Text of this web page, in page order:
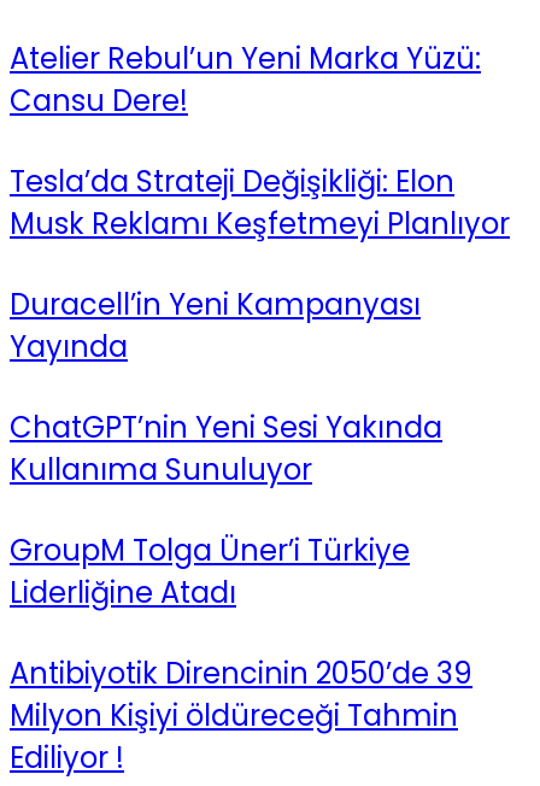
Atelier Rebul’un Yeni Marka Yüzü:
Cansu Dere!
Tesla’da Strateji Değişikliği: Elon
Musk Reklamı Keşfetmeyi Planlıyor
Duracell’in Yeni Kampanyası
Yayında
ChatGPT’nin Yeni Sesi Yakında
Kullanıma Sunuluyor
GroupM Tolga Üner’i Türkiye
Liderliğine Atadı
Antibiyotik Direncinin 2050’de 39
Milyon Kişiyi öldüreceği Tahmin
Ediliyor !